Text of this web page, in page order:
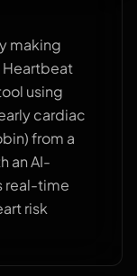
making
Heartbeat
using
cardiac
from a
an AI-
real-time
risk